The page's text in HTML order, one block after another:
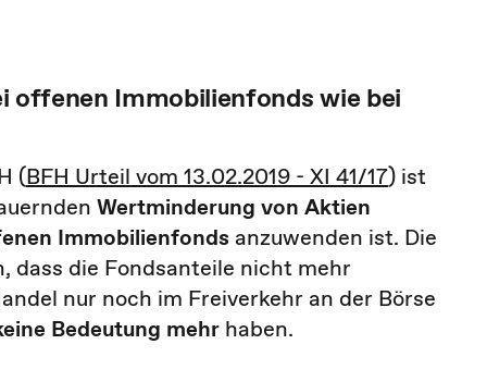
offenen Immobilienfonds wie bei
(BFH Urteil vom 13.02.2019 - XI 41/17) ist
Wertminderung von Aktien
Immobilienfonds anzuwenden ist. Die
dass die Fondsanteile nicht mehr
nur noch im Freiverkehr an der Börse
Bedeutung mehr haben.